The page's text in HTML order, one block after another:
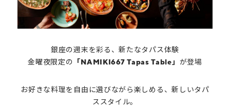
銀座の週末を彩る、新たなタパス体験
金曜夜限定の 「NAMIKI667 Tapas Table」 が登場
お好きな料理を自由に選びながら楽しめる、新しいタパ
ススタイル。